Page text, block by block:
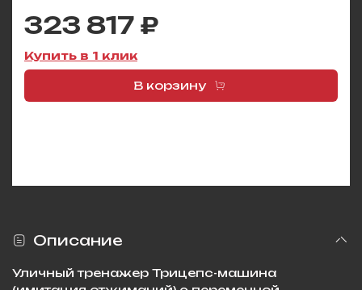
323 817 ₽
Купить в 1 клик
В корзину
Описание
Уличный тренажер Трицепс-машина